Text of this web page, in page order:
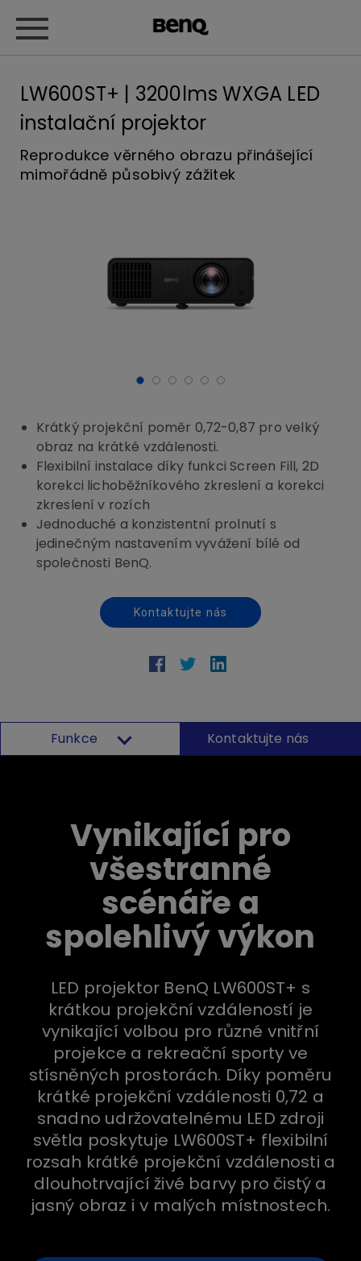
LW600ST+ | 3200lms WXGA LED
instalační projektor
Reprodukce věrného obrazu přinášející
mimořádně působivý zážitek
Krátký projekční poměr 0,72-0,87 pro velký
obraz na krátké vzdálenosti.
Flexibilní instalace díky funkci Screen Fill, 2D
korekci lichoběžníkového zkreslení a korekci
zkreslení v rozích
Jednoduché a konzistentní prolnutí s
jedinečným nastavením vyvážení bílé od
společnosti BenQ.
Kontaktujte nás
Funkce Kontaktujte nás
Vynikající pro
všestranné
scénáře a
spolehlivý výkon
LED projektor BenQ LW600ST+ s
krátkou projekční vzdáleností je
vynikající volbou pro různé vnitřní
projekce a rekreační sporty ve
stísněných prostorách. Díky poměru
krátké projekční vzdálenosti 0,72 a
snadno udržovatelnému LED zdroji
světla poskytuje LW600ST+ flexibilní
rozsah krátké projekční vzdálenosti a
dlouhotrvající živé barvy pro čistý a
jasný obraz i v malých místnostech.